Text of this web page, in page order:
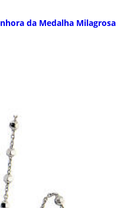
da Medalha Milagrosa